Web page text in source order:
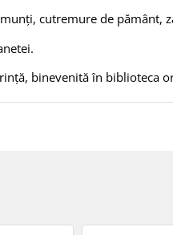
cutremure de pământ,
binevenită în biblioteca